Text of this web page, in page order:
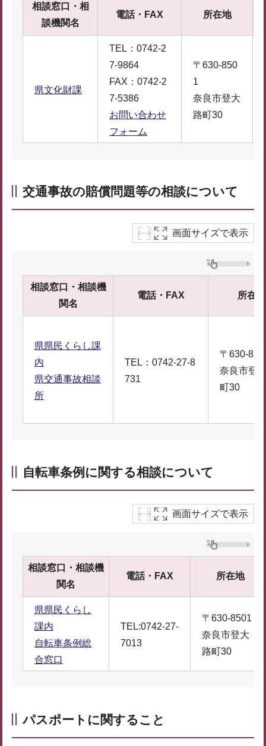
相談窓口・相
談機関名
電話・FAX 所在地
県文化財課
TEL：0742-2
7-9864
FAX：0742-2
7-5386
お問い合わせ
フォーム
〒630-850
1
奈良市登大
路町30
交通事故の賠償問題等の相談について
画面サイズで表示
相談窓口・相談機
関名
電話・FAX 所在地
県県民くらし課
内
県交通事故相談
所
TEL：0742-27-8
731
〒630-
奈良市登
町30
自転車条例に関する相談について
画面サイズで表示
相談窓口・相談機
関名
電話・FAX 所在地
県県民くらし
課内
自転車条例総
合窓口
TEL:0742-27-
7013
〒630-8501
奈良市登大
路町30
パスポートに関すること